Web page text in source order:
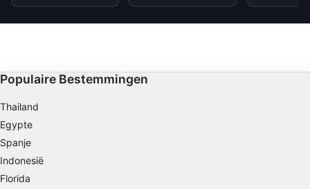
Populaire Bestemmingen
Thailand
Egypte
Spanje
Indonesië
Florida